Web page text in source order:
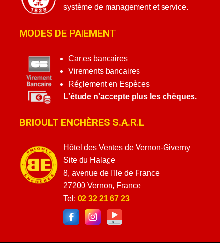
système de management et service.
MODES DE PAIEMENT
Cartes bancaires
Virements bancaires
Réglement en Espèces
L'étude n'accepte plus les chèques.
BRIOULT ENCHÈRES S.A.R.L
Hôtel des Ventes de Vernon-Giverny
Site du Halage
8, avenue de l'Ile de France
27200 Vernon, France
Tel: 02 32 21 67 23